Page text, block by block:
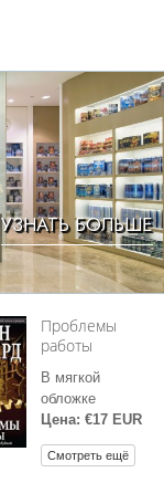
УЗНАТЬ БОЛЬШЕ
Проблемы
работы
В мягкой
обложке
Цена: €17 EUR
Смотреть ещё